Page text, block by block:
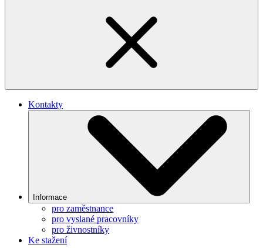
Kontakty
Informace
pro zaměstnance
pro vyslané pracovníky
pro živnostníky
Ke stažení